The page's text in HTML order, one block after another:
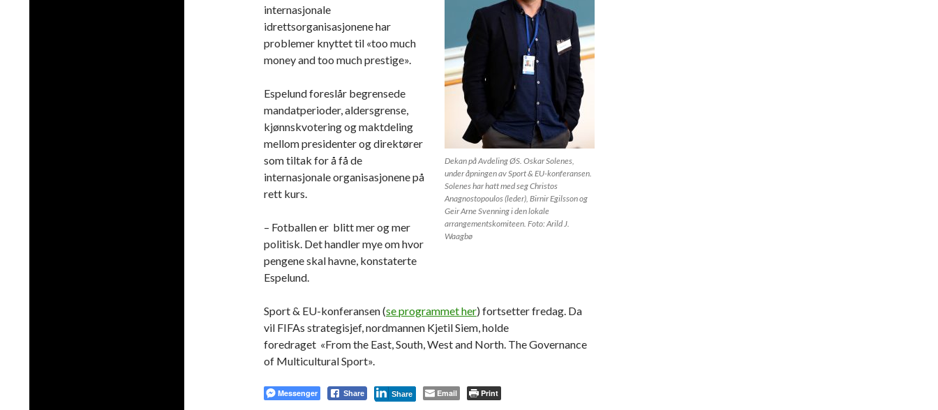
Dekan på Avdeling ØS. Oskar Solenes,
under åpningen av Sport & EU-konferansen.
Solenes har hatt med seg Christos
Anagnostopoulos (leder), Birnir Egilsson og
Geir Arne Svenning i den lokale
arrangementskomiteen. Foto: Arild J.
Waagbø
internasjonale
idrettsorganisasjonene har
problemer knyttet til «too much
money and too much prestige».
Espelund foreslår begrensede
mandatperioder, aldersgrense,
kjønnskvotering og maktdeling
mellom presidenter og direktører
som tiltak for å få de
internasjonale organisasjonene på
rett kurs.
– Fotballen er blitt mer og mer
politisk. Det handler mye om hvor
pengene skal havne, konstaterte
Espelund.
Sport & EU-konferansen (se programmet her) fortsetter fredag. Da
vil FIFAs strategisjef, nordmannen Kjetil Siem, holde
foredraget «From the East, South, West and North. The Governance
of Multicultural Sport».
Messenger Share Share Email Print